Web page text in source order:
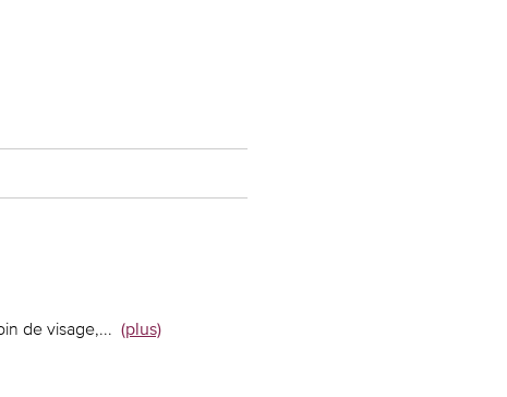
de visage,... (plus)